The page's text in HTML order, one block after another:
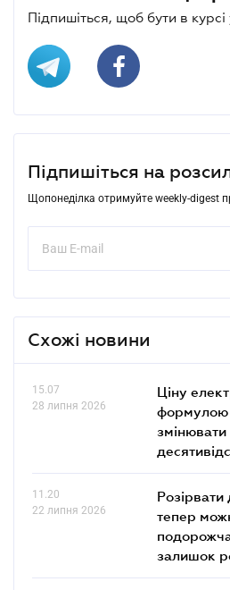
Підпишіться, щоб бути в курсі
Підпишіться на
Щопонеділка отримуйте weekly-digest
Схожі новини
15.07
28 липня 2026
Ціну
формулою
змінювати
11.20
22 липня 2026
Розірвати
тепер
залишок